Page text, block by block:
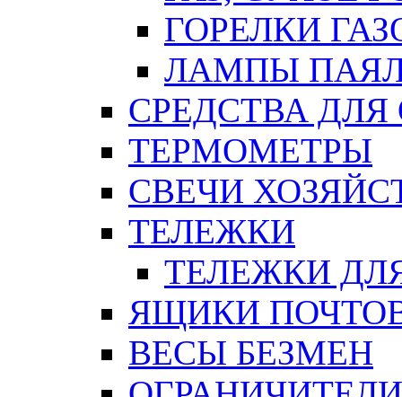
ГОРЕЛКИ
ЛАМПЫ
СРЕДСТВА
ТЕРМОМЕТРЫ
СВЕЧИ
ТЕЛЕЖКИ
ТЕЛЕЖКИ
ЯЩИКИ
ВЕСЫ БЕЗМЕН